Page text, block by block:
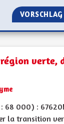
verte,
68 000) :
la transition